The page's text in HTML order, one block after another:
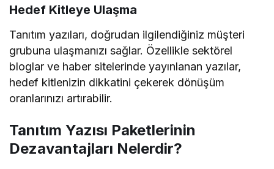
Hedef Kitleye Ulaşma
Tanıtım yazıları, doğrudan ilgilendiğiniz müşteri
grubuna ulaşmanızı sağlar. Özellikle sektörel
bloglar ve haber sitelerinde yayınlanan yazılar,
hedef kitlenizin dikkatini çekerek dönüşüm
oranlarınızı artırabilir.
Tanıtım Yazısı Paketlerinin
Dezavantajları Nelerdir?